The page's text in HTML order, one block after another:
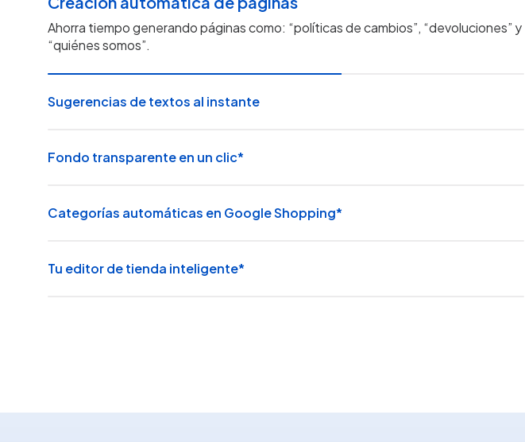
Ahorra tiempo generando páginas como: “políticas de cambios”, “devoluciones” y
“quiénes somos”.
Sugerencias de textos al instante
Fondo transparente en un clic*
Categorías automáticas en Google Shopping*
Tu editor de tienda inteligente*